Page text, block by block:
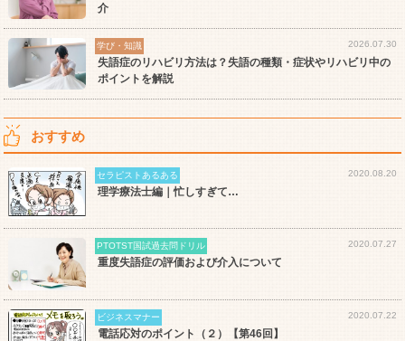
介
学び・知識 2026.07.30
失語症のリハビリ方法は？失語の種類・症状やリハビリ中の
ポイントを解説
おすすめ
セラピストあるある 2020.08.20
理学療法士編｜忙しすぎて…
PTOTST国試過去問ドリル 2020.07.27
重度失語症の評価および介入について
ビジネスマナー 2020.07.22
電話応対のポイント（２）【第46回】